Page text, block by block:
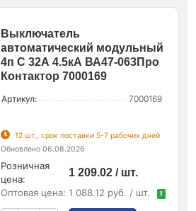
Выключатель
автоматический модульный
4п C 32А 4.5кА ВА47-063Про
Контактор 7000169
Артикул: 7000169
12 шт., срок поставки 5-7 рабочих дней
Обновлено 06.08.2026
Розничная
цена:
1 209.02 / шт.
Оптовая цена: 1 088.12 руб. / шт. !